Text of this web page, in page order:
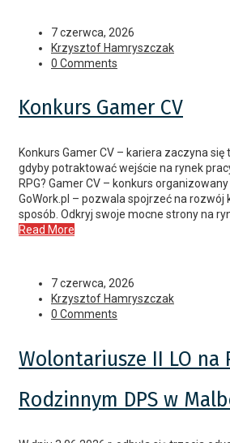
7 czerwca, 2026
Krzysztof Hamryszczak
0 Comments
Konkurs Gamer CV
Konkurs Gamer CV – kariera zaczyna się
gdyby potraktować wejście na rynek
RPG? Gamer CV – konkurs
GoWork.pl – pozwala spojrzeć na rozwój
sposób. Odkryj swoje mocne strony na
Read More
7 czerwca, 2026
Krzysztof Hamryszczak
0 Comments
Wolontariusze II LO na
Rodzinnym DPS w